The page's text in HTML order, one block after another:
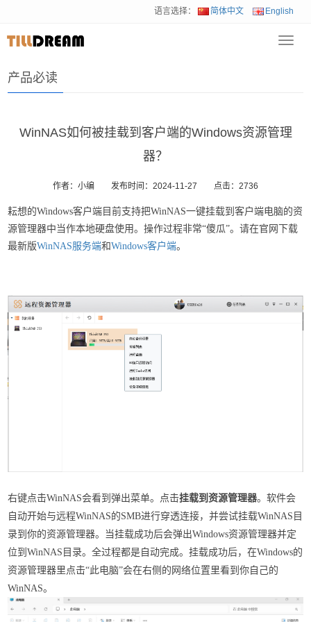
语言选择： 简体中文 English
首页>耘想产品
产品必读
WinNAS如何被挂载到客户端的Windows资源管理
器？
作者：小编 发布时间：2024-11-27 点击： 2736
耘想的Windows客户端目前支持把WinNAS一键挂载到客户端电脑的资
源管理器中当作本地硬盘使用。操作过程非常“傻瓜”。请在官网下载
最新版WinNAS服务端和Windows客户端。
右键点击WinNAS会看到弹出菜单。点击挂载到资源管理器。软件会
自动开始与远程WinNAS的SMB进行穿透连接，并尝试挂载WinNAS目
录到你的资源管理器。当挂载成功后会弹出Windows资源管理器并定
位到WinNAS目录。全过程都是自动完成。挂载成功后，在Windows的
资源管理器里点击“此电脑”会在右侧的网络位置里看到你自己的
WinNAS。